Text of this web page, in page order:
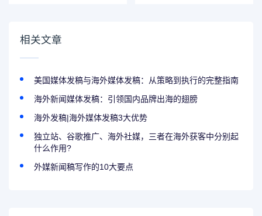
相关文章
美国媒体发稿与海外媒体发稿：从策略到执行的完整指南
海外新闻媒体发稿：引领国内品牌出海的翅膀
海外发稿|海外媒体发稿3大优势
独立站、谷歌推广、海外社媒，三者在海外获客中分别起
什么作用?
外媒新闻稿写作的10大要点